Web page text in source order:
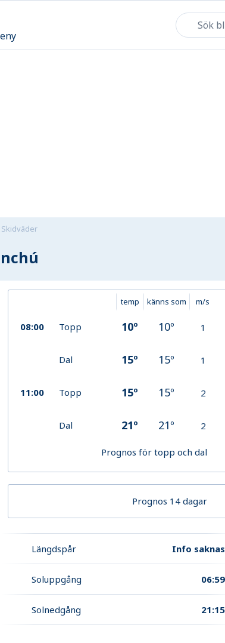
temp känns som m/s
08:00 Topp 10º 10º 1
Dal 15º 15º 1
11:00 Topp 15º 15º 2
Dal 21º 21º 2
Prognos för topp och dal
Prognos 14 dagar
Längdspår Info saknas
Soluppgång 06:59
Solnedgång 21:15